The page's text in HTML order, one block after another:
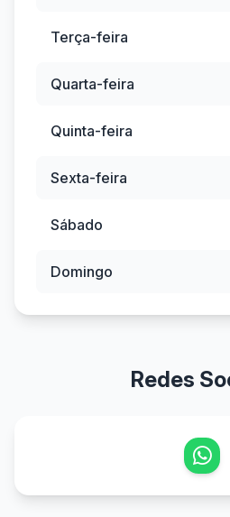
Terça-feira
Quarta-feira
Quinta-feira
Sexta-feira
Sábado
Domingo
Redes